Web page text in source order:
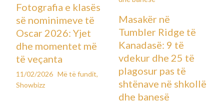
Fotografia e klasës
së nominimeve të
Oscar 2026: Yjet
dhe momentet më
të veçanta
11/02/2026 Më të fundit,
Showbizz
Masakër në
Tumbler Ridge të
Kanadasë: 9 të
vdekur dhe 25 të
plagosur pas të
shtënave në shkollë
dhe banesë